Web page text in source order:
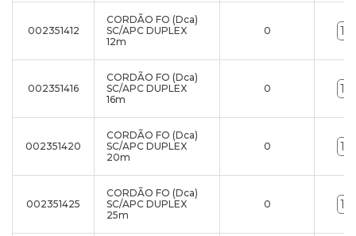
002351412
CORDÃO FO (Dca)
SC/APC DUPLEX
12m
0
002351416
CORDÃO FO (Dca)
SC/APC DUPLEX
16m
0
002351420
CORDÃO FO (Dca)
SC/APC DUPLEX
20m
0
002351425
CORDÃO FO (Dca)
SC/APC DUPLEX
25m
0